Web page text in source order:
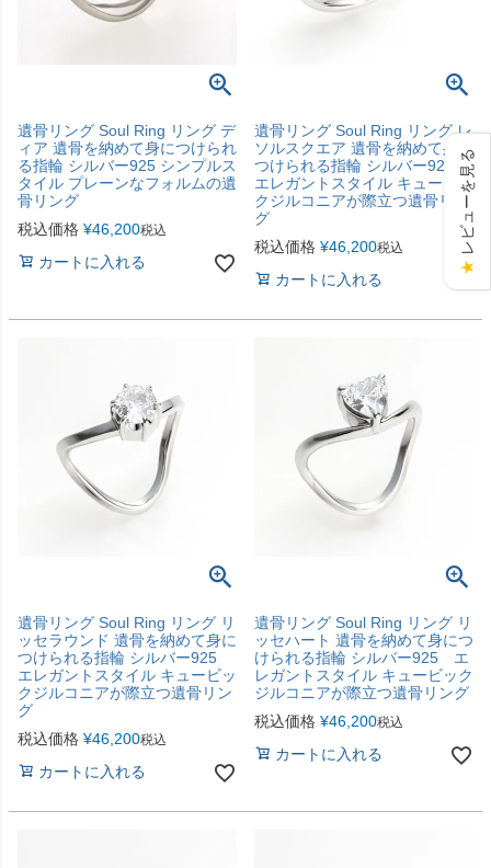
遺骨リング Soul Ring リング デ
ィア 遺骨を納めて身につけられ
る指輪 シルバー925 シンプルス
タイル プレーンなフォルムの遺
骨リング
税込価格 ¥46,200税込
カートに入れる
遺骨リング Soul Ring リング レ
ソルスクエア 遺骨を納めて身に
つけられる指輪 シルバー925
エレガントスタイル キュービッ
クジルコニアが際立つ遺骨リン
グ
税込価格 ¥46,200税込
カートに入れる
遺骨リング Soul Ring リング リ
ッセラウンド 遺骨を納めて身に
つけられる指輪 シルバー925
エレガントスタイル キュービッ
クジルコニアが際立つ遺骨リン
グ
税込価格 ¥46,200税込
カートに入れる
遺骨リング Soul Ring リング リ
ッセハート 遺骨を納めて身につ
けられる指輪 シルバー925 エ
レガントスタイル キュービック
ジルコニアが際立つ遺骨リング
税込価格 ¥46,200税込
カートに入れる
★
レビューを見る